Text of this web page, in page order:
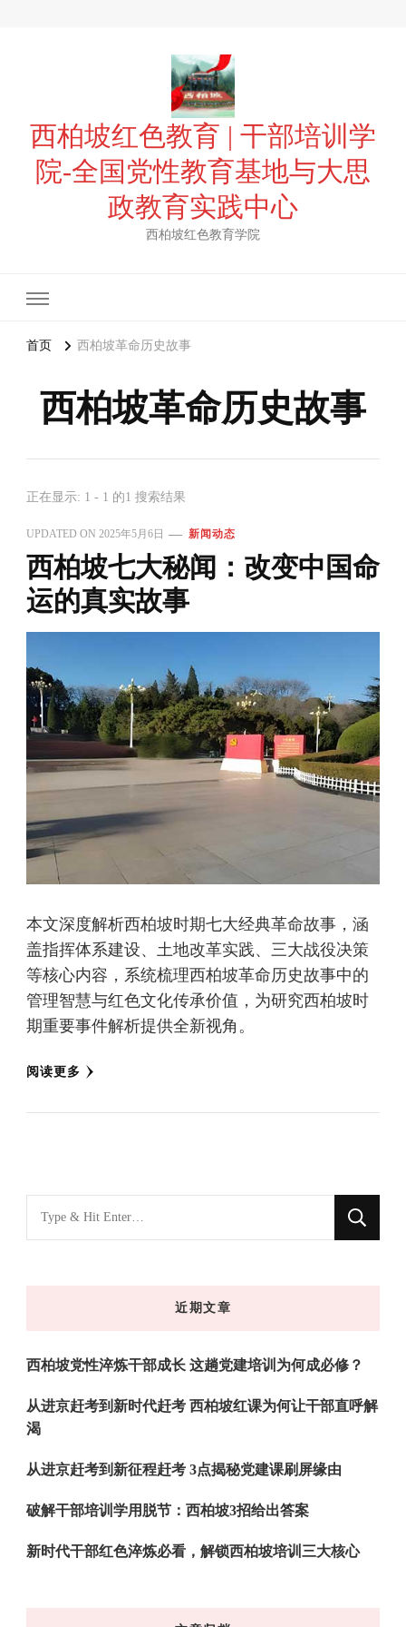
西柏坡红色教育 | 干部培训学
院-全国党性教育基地与大思
政教育实践中心
西柏坡红色教育学院
首页 西柏坡革命历史故事
西柏坡革命历史故事
正在显示: 1 - 1 的1 搜索结果
UPDATED ON 2025年5月6日 新闻动态
西柏坡七大秘闻：改变中国命
运的真实故事
本文深度解析西柏坡时期七大经典革命故事，涵
盖指挥体系建设、土地改革实践、三大战役决策
等核心内容，系统梳理西柏坡革命历史故事中的
管理智慧与红色文化传承价值，为研究西柏坡时
期重要事件解析提供全新视角。
阅读更多
找
什
近期文章
西柏坡党性淬炼干部成长 这趟党建培训为何成必修？
从进京赶考到新时代赶考 西柏坡红课为何让干部直呼解
渴
从进京赶考到新征程赶考 3点揭秘党建课刷屏缘由
破解干部培训学用脱节：西柏坡3招给出答案
新时代干部红色淬炼必看，解锁西柏坡培训三大核心